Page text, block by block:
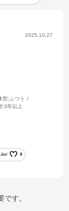
2025.10.27
型: ふつう
:3年以上
0
です。